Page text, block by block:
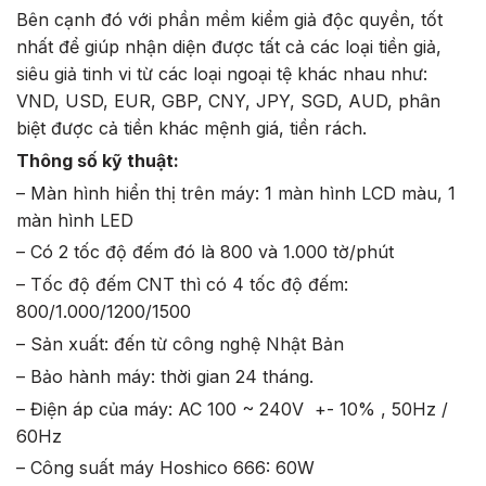
Bên cạnh đó với phần mềm kiểm giả độc quyền, tốt
nhất để giúp nhận diện được tất cả các loại tiền giả,
siêu giả tinh vi từ các loại ngoại tệ khác nhau như:
VND, USD, EUR, GBP, CNY, JPY, SGD, AUD, phân
biệt được cả tiền khác mệnh giá, tiền rách.
Thông số kỹ thuật:
– Màn hình hiển thị trên máy: 1 màn hình LCD màu, 1
màn hình LED
– Có 2 tốc độ đếm đó là 800 và 1.000 tờ/phút
– Tốc độ đếm CNT thì có 4 tốc độ đếm:
800/1.000/1200/1500
– Sản xuất: đến từ công nghệ Nhật Bản
– Bảo hành máy: thời gian 24 tháng.
– Điện áp của máy: AC 100 ~ 240V +- 10% , 50Hz /
60Hz
– Công suất máy Hoshico 666: 60W